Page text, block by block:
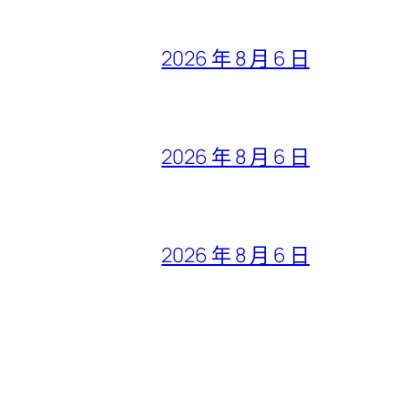
2026 年 8 月 6 日
2026 年 8 月 6 日
2026 年 8 月 6 日